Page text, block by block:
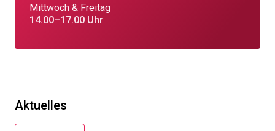
Mittwoch & Freitag
14.00–17.00 Uhr
Aktuelles